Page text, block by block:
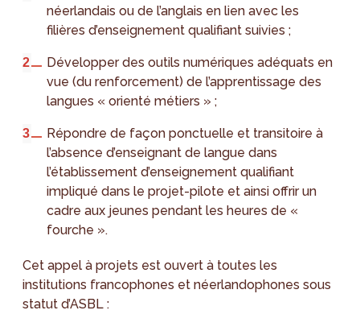
néerlandais ou de l’anglais en lien avec les
filières d’enseignement qualifiant suivies ;
Développer des outils numériques adéquats en
vue (du renforcement) de l’apprentissage des
langues « orienté métiers » ;
Répondre de façon ponctuelle et transitoire à
l’absence d’enseignant de langue dans
l’établissement d’enseignement qualifiant
impliqué dans le projet-pilote et ainsi offrir un
cadre aux jeunes pendant les heures de «
fourche ».
Cet appel à projets est ouvert à toutes les
institutions francophones et néerlandophones sous
statut d’ASBL :